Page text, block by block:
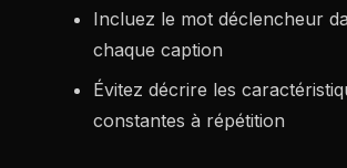
Incluez le mot déclencheur
chaque caption
Évitez décrire les
constantes à répétition